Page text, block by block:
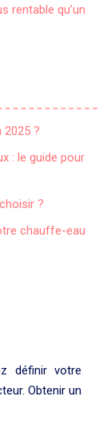
rentable qu’un
2025 ?
: le guide pour
?
chauffe-eau
définir votre
Obtenir un